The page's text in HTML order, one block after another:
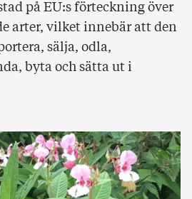
på EU:s förteckning över
arter, vilket innebär att den
sälja, odla,
byta och sätta ut i